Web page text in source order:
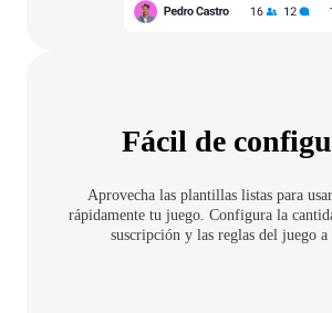
Fácil de
Aprovecha las plantillas listas para
rápidamente tu juego. Configura la
suscripción y las reglas del juego a